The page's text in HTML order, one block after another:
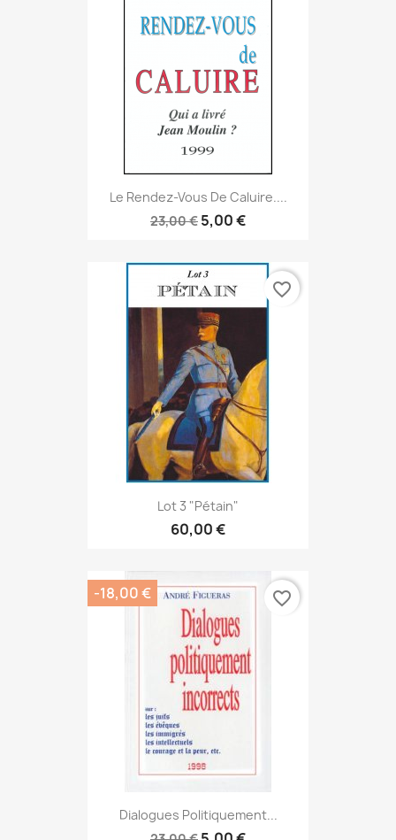
Le Rendez-Vous De Caluire....
23,00 € 5,00 €
Lot 3 "Pétain"
60,00 €
favorite_border
Dialogues Politiquement...
-18,00 € favorite_border